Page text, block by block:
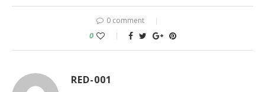
0 comment
0
RED-001